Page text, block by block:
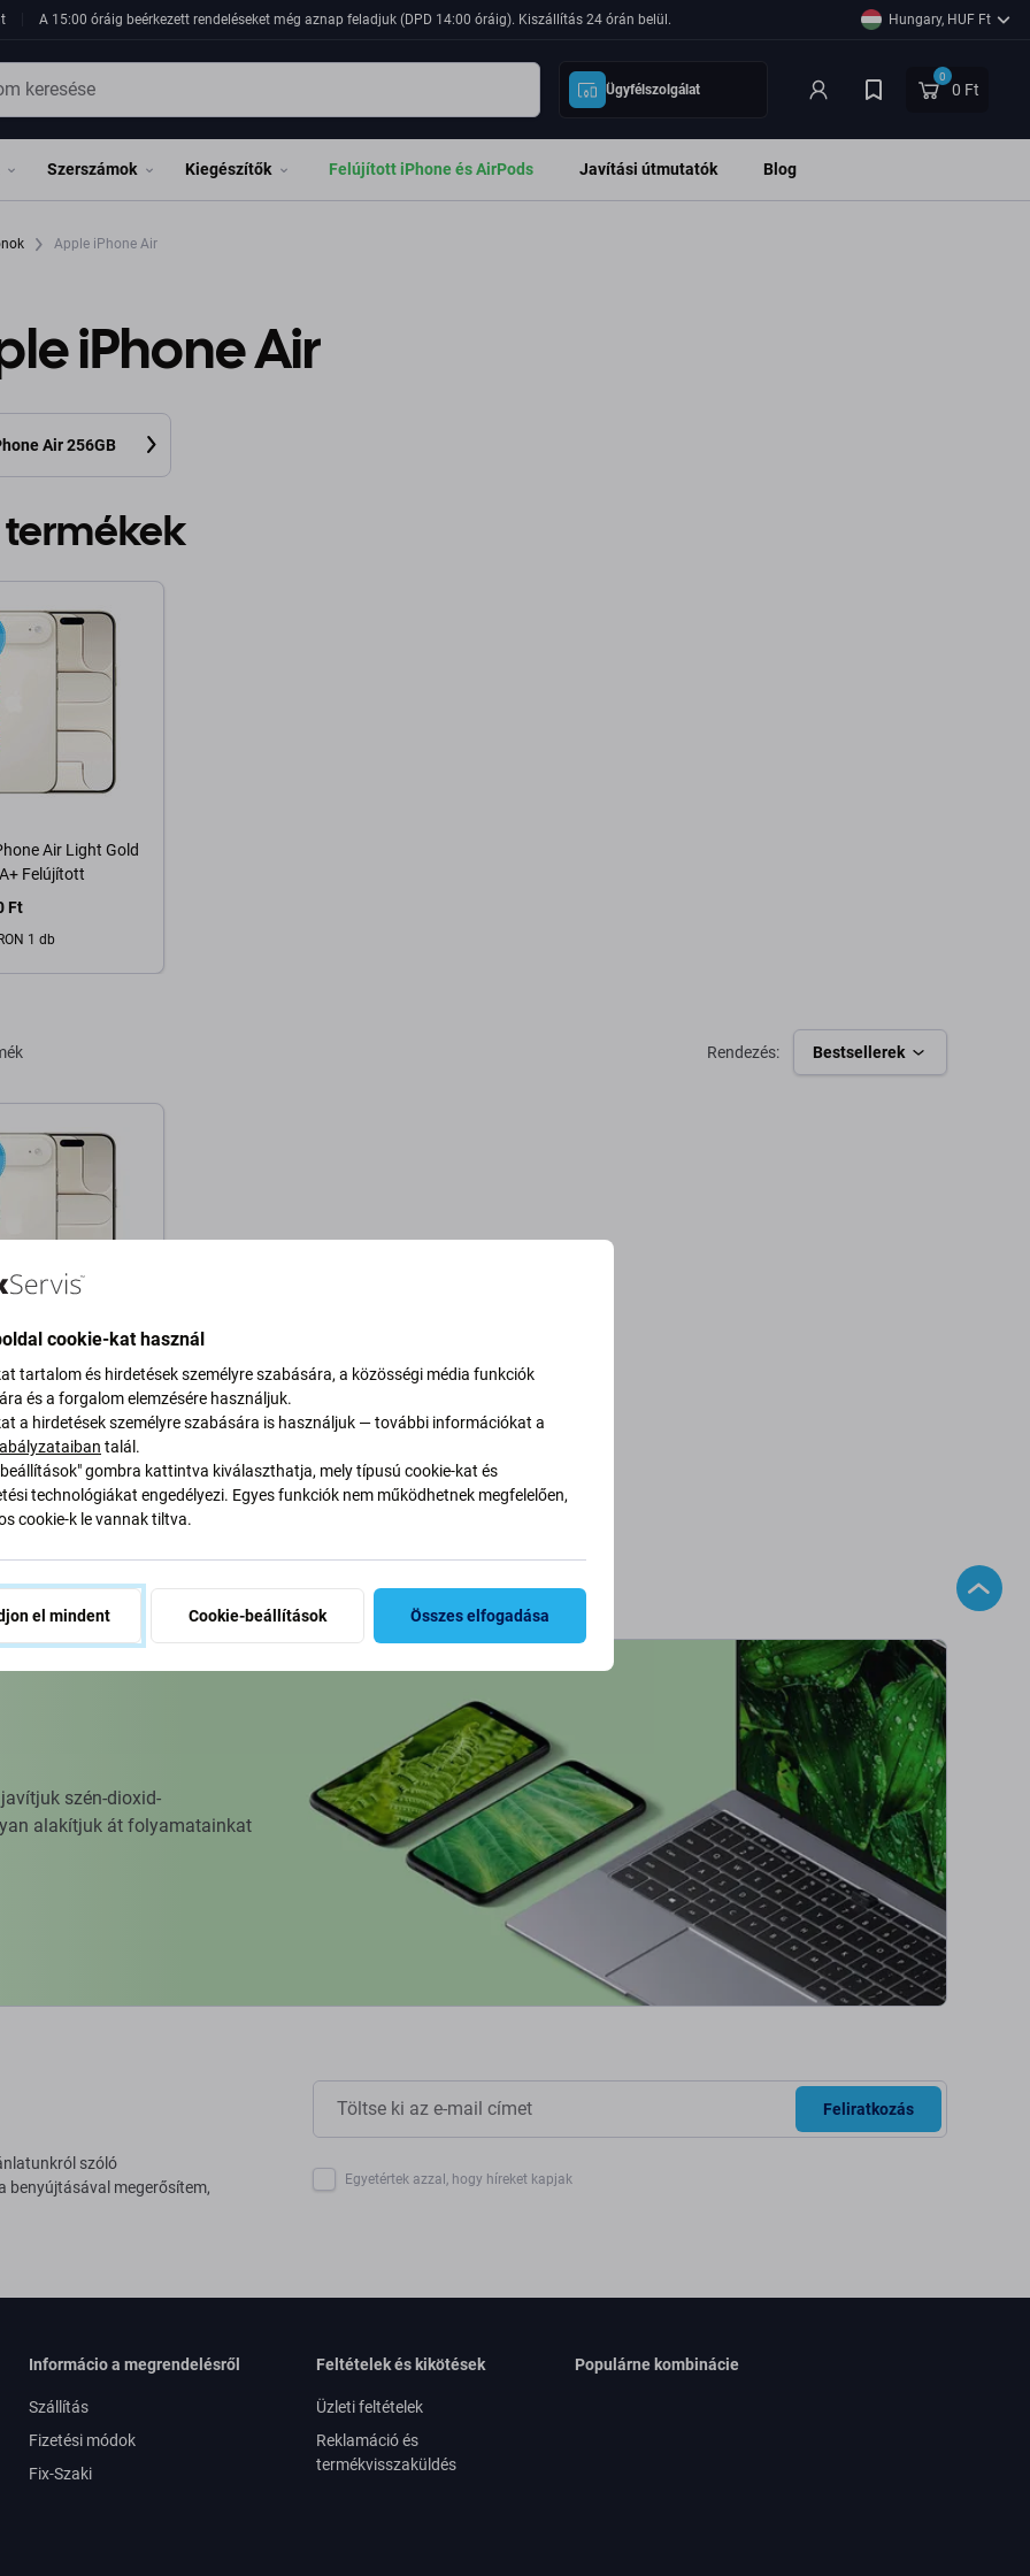
A 15:00 óráig beérkezett rendeléseket még aznap feladjuk (DPD 14:00 óráig). Kiszállítás 24 órán belül. Hungary, HUF Ft
Ügyfélszolgálat
0
0 Ft
Szerszámok Kiegészítők Felújított iPhone és AirPods Javítási útmutatók Blog
Apple iPhone Air
iPhone Air
Air 256GB
termékek
Air Light Gold
Felújított
Ft
1 db
Rendezés: Bestsellerek
Air
256GB
Ft
1 db
szén-dioxid-
alakítjuk át folyamatainkat
szóló
benyújtásával megerősítem,
Feliratkozás
Egyetértek azzal, hogy híreket kapjak
Informácio a megrendelésről
Szállítás
Fizetési módok
Fix-Szaki
Feltételek és kikötések
Üzleti feltételek
Reklamáció és
termékvisszaküldés
Populárne kombinácie
cookie-kat használ
tartalom és hirdetések személyre szabására, a közösségi média funkciók
és a forgalom elemzésére használjuk.
a hirdetések személyre szabására is használjuk — további információkat a
talál.
beállítások" gombra kattintva kiválaszthatja, mely típusú cookie-kat és
technológiákat engedélyezi. Egyes funkciók nem működhetnek megfelelően,
cookie-k le vannak tiltva.
el mindent Cookie-beállítások Összes elfogadása